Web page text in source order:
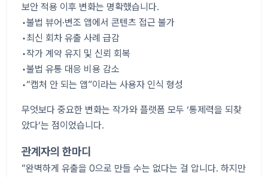
보안 적용 이후 변화는 명확했습니다.
•불법 뷰어·변조 앱에서 콘텐츠 접근 불가
•최신 회차 유출 사례 급감
•작가 계약 유지 및 신뢰 회복
•불법 유통 대응 비용 감소
•“캡처 안 되는 앱”이라는 사용자 인식 형성
무엇보다 중요한 변화는 작가와 플랫폼 모두 ‘통제력을 되찾
았다’는 점이었습니다.
관계자의 한마디
“완벽하게 유출을 0으로 만들 수는 없다는 걸 압니다. 하지만